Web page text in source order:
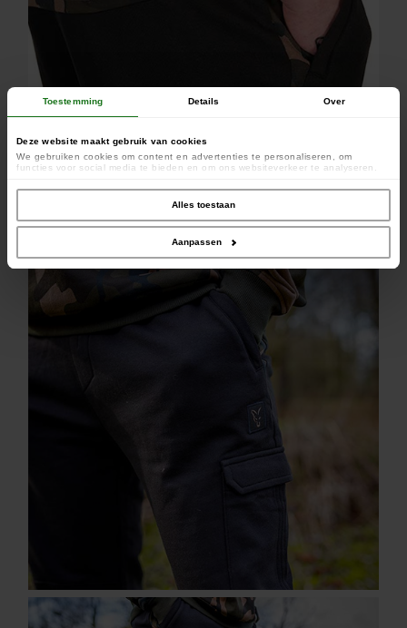
Toestemming Details Over
Deze website maakt gebruik van cookies
We gebruiken cookies om content en advertenties te personaliseren, om
functies voor social media te bieden en om ons websiteverkeer te analyseren.
social media, adverteren en analyse. Deze partners kunnen deze gegevens
combineren met andere informatie die u aan ze heeft verstrekt of die ze hebben
verzameld op basis van uw gebruik van hun services.
Alles toestaan
Aanpassen